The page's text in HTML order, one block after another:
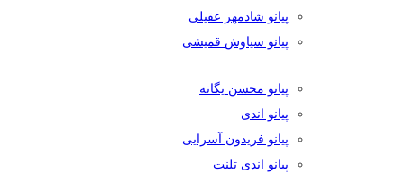
پیانو شادمهر عقیلی
پیانو سیاوش قمیشی
پیانو محسن یگانه
پیانو اندی
پیانو فریدون آسرایی
پیانو اندی تلنت